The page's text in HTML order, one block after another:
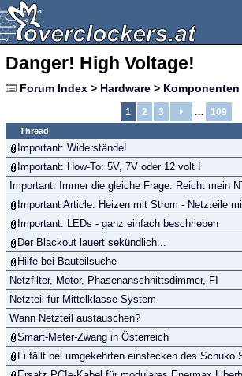
Danger! High Voltage!
Forum Index > Hardware > Komponenten
1 2 3 … 109
Thread
Important: Widerstände!
Important: How-To: 5V, 7V oder 12 volt !
Important: Immer die gleiche Frage: Reicht mein
Important Article: Heizen mit Strom - Netzteile
Important: LEDs - ganz einfach beschrieben
Der Blackout lauert sekündlich...
Hilfe bei Bauteilsuche
Netzfilter, Motor, Phasenanschnittsdimmer, FI
Netzteil für Mittelklasse System
Wann Netzteil austauschen?
Smart-Meter-Zwang in Österreich
Fi fällt bei umgekehrten einstecken des Schuko